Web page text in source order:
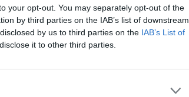
your opt-out. You may separately opt-out of the
by third parties on the IAB’s list of downstream
by us to third parties on the IAB’s List of
it to other third parties.